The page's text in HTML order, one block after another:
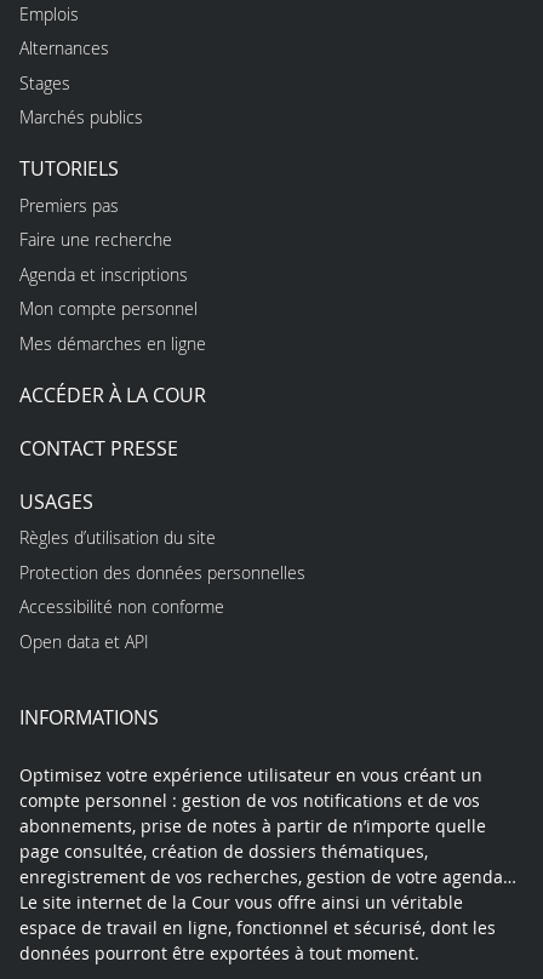
Emplois
Alternances
Stages
Marchés publics
TUTORIELS
Premiers pas
Faire une recherche
Agenda et inscriptions
Mon compte personnel
Mes démarches en ligne
ACCÉDER À LA COUR
CONTACT PRESSE
USAGES
Règles d’utilisation du site
Protection des données personnelles
Accessibilité non conforme
Open data et API
INFORMATIONS
Optimisez votre expérience utilisateur en vous créant un
compte personnel : gestion de vos notifications et de vos
abonnements, prise de notes à partir de n’importe quelle
page consultée, création de dossiers thématiques,
enregistrement de vos recherches, gestion de votre agenda…
Le site internet de la Cour vous offre ainsi un véritable
espace de travail en ligne, fonctionnel et sécurisé, dont les
données pourront être exportées à tout moment.